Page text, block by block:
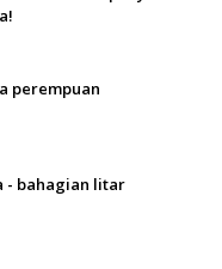
perempuan
- bahagian litar